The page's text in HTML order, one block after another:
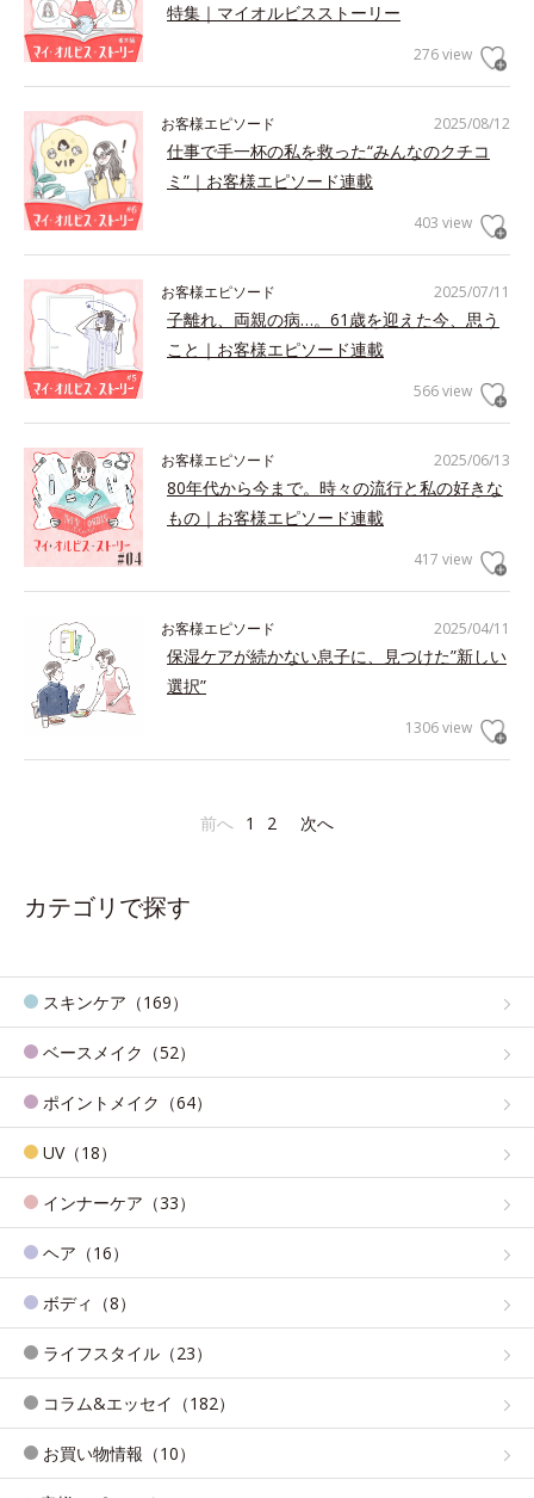
特集｜マイオルビスストーリー
276 view
2025/08/12
お客様エピソード
仕事で手一杯の私を救った“みんなのクチコ
ミ”｜お客様エピソード連載
403 view
2025/07/11
お客様エピソード
子離れ、両親の病…。61歳を迎えた今、思う
こと｜お客様エピソード連載
566 view
2025/06/13
お客様エピソード
80年代から今まで。時々の流行と私の好きな
もの｜お客様エピソード連載
417 view
2025/04/11
お客様エピソード
保湿ケアが続かない息子に、見つけた”新しい
選択”
1306 view
前へ 1 2 次へ
カテゴリで探す
スキンケア（169）
ベースメイク（52）
ポイントメイク（64）
UV（18）
インナーケア（33）
ヘア（16）
ボディ（8）
ライフスタイル（23）
コラム&エッセイ（182）
お買い物情報（10）